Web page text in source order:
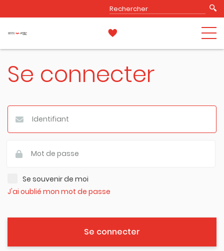
Se connecter
Se souvenir de moi
J'ai oublié mon mot de passe
Se connecter